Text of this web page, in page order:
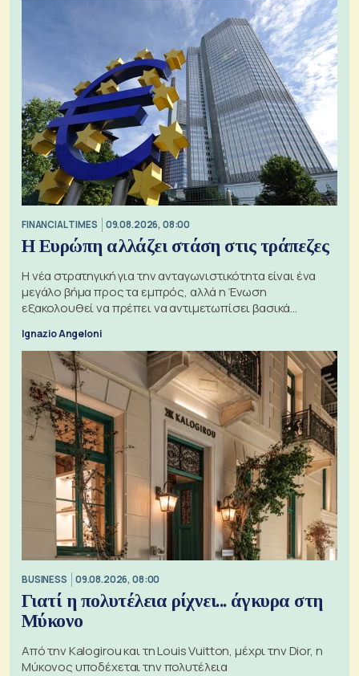
FINANCIAL TIMES 09.08.2026, 08:00
Η Ευρώπη αλλάζει στάση στις τράπεζες
Η νέα στρατηγική για την ανταγωνιστικότητα είναι ένα
μεγάλο βήμα προς τα εμπρός, αλλά η Ένωση
εξακολουθεί να πρέπει να αντιμετωπίσει βασικά
Ignazio Angeloni
BUSINESS 09.08.2026, 08:00
Γιατί η πολυτέλεια ρίχνει... άγκυρα στη
Μύκονο
Από την Kalogirou και τη Louis Vuitton, μέχρι την Dior, η
Μύκονος υποδέχεται την πολυτέλεια